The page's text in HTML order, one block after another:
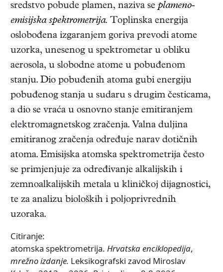
sredstvo pobude plamen, naziva se plameno-
emisijska spektrometrija. Toplinska energija
oslobođena izgaranjem goriva prevodi atome
uzorka, unesenog u spektrometar u obliku
aerosola, u slobodne atome u pobuđenom
stanju. Dio pobuđenih atoma gubi energiju
pobuđenog stanja u sudaru s drugim česticama,
a dio se vraća u osnovno stanje emitiranjem
elektromagnetskog zračenja. Valna duljina
emitiranog zračenja određuje narav dotičnih
atoma. Emisijska atomska spektrometrija često
se primjenjuje za određivanje alkalijskih i
zemnoalkalijskih metala u kliničkoj dijagnostici,
te za analizu bioloških i poljoprivrednih
uzoraka.
Citiranje:
atomska spektrometrija. Hrvatska enciklopedija,
mrežno izdanje. Leksikografski zavod Miroslav